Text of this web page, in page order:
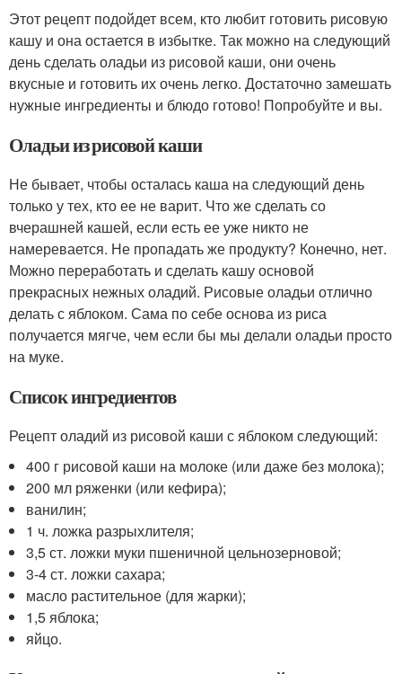
Этот рецепт подойдет всем, кто любит готовить рисовую
кашу и она остается в избытке. Так можно на следующий
день сделать оладьи из рисовой каши, они очень
вкусные и готовить их очень легко. Достаточно замешать
нужные ингредиенты и блюдо готово! Попробуйте и вы.
Оладьи из рисовой каши
Не бывает, чтобы осталась каша на следующий день
только у тех, кто ее не варит. Что же сделать со
вчерашней кашей, если есть ее уже никто не
намеревается. Не пропадать же продукту? Конечно, нет.
Можно переработать и сделать кашу основой
прекрасных нежных оладий. Рисовые оладьи отлично
делать с яблоком. Сама по себе основа из риса
получается мягче, чем если бы мы делали оладьи просто
на муке.
Список ингредиентов
Рецепт оладий из рисовой каши с яблоком следующий:
400 г рисовой каши на молоке (или даже без молока);
200 мл ряженки (или кефира);
ванилин;
1 ч. ложка разрыхлителя;
3,5 ст. ложки муки пшеничной цельнозерновой;
3-4 ст. ложки сахара;
масло растительное (для жарки);
1,5 яблока;
яйцо.